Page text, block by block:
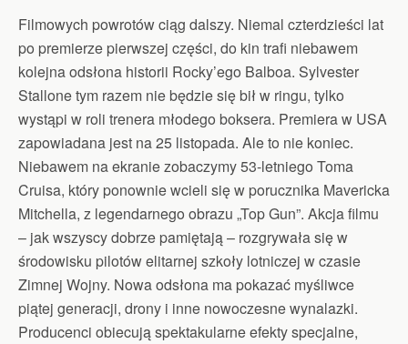
Filmowych powrotów ciąg dalszy. Niemal czterdzieści lat
po premierze pierwszej części, do kin trafi niebawem
kolejna odsłona historii Rocky’ego Balboa. Sylvester
Stallone tym razem nie będzie się bił w ringu, tylko
wystąpi w roli trenera młodego boksera. Premiera w USA
zapowiadana jest na 25 listopada. Ale to nie koniec.
Niebawem na ekranie zobaczymy 53-letniego Toma
Cruisa, który ponownie wcieli się w porucznika Mavericka
Mitchella, z legendarnego obrazu „Top Gun”. Akcja filmu
– jak wszyscy dobrze pamiętają – rozgrywała się w
środowisku pilotów elitarnej szkoły lotniczej w czasie
Zimnej Wojny. Nowa odsłona ma pokazać myśliwce
piątej generacji, drony i inne nowoczesne wynalazki.
Producenci obiecują spektakularne efekty specjalne,